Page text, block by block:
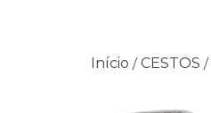
Início / CESTOS /